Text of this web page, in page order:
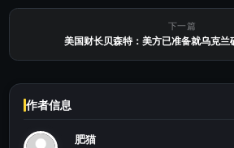
下一篇
美国财长贝森特：美方已准备就乌克兰
作者信息
肥猫